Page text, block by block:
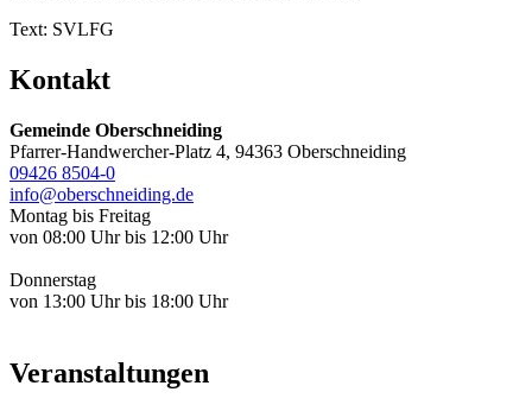
Text: SVLFG
Kontakt
Gemeinde Oberschneiding
Pfarrer-Handwercher-Platz 4, 94363 Oberschneiding
09426 8504-0
info@oberschneiding.de
Montag bis Freitag
von 08:00 Uhr bis 12:00 Uhr
Donnerstag
von 13:00 Uhr bis 18:00 Uhr
Veranstaltungen